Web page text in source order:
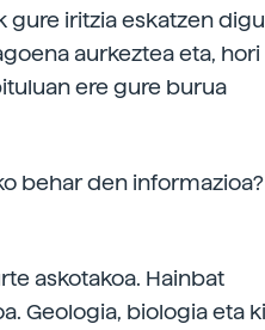
gure iritzia eskatzen
aurkeztea eta, hori
ere gure burua
behar den informazioa?
askotakoa. Hainbat
Geologia, biologia eta